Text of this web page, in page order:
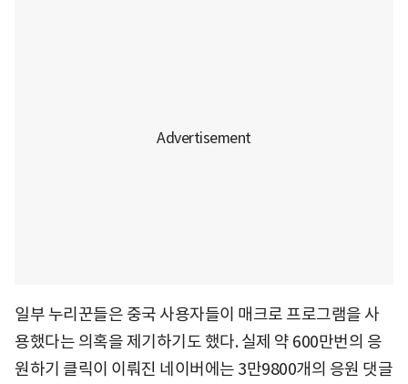
일부 누리꾼들은 중국 사용자들이 매크로 프로그램을 사
용했다는 의혹을 제기하기도 했다. 실제 약 600만번의 응
원하기 클릭이 이뤄진 네이버에는 3만9800개의 응원 댓글